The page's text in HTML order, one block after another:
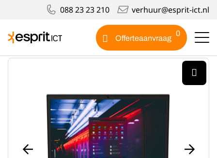
088 23 23 210 verhuur@esprit-ict.nl
Offerteaanvraag
0
Producten
Lenovo ThinkPad E590 15"